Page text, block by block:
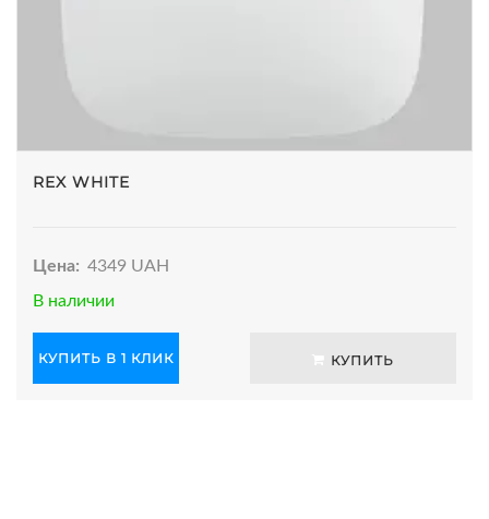
REX WHITE
Цена: 4349 UAH
В наличии
КУПИТЬ В 1 КЛИК КУПИТЬ